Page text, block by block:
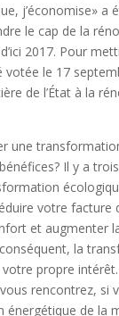
j’économise» a
le cap de la
2017. Pour
votée le 17
de l’État à la
une
Il y a
votre facture
et augmenter
la
propre
rencontrez, si
énergétique de la